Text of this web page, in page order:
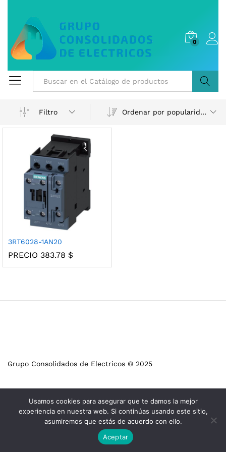
0
Filtro
Ordenar por popularidad
3RT6028-1AN20
PRECIO 383.78 $
Grupo Consolidados de Electricos © 2025
Usamos cookies para asegurar que te damos la mejor
experiencia en nuestra web. Si continúas usando este sitio,
asumiremos que estás de acuerdo con ello.
Aceptar